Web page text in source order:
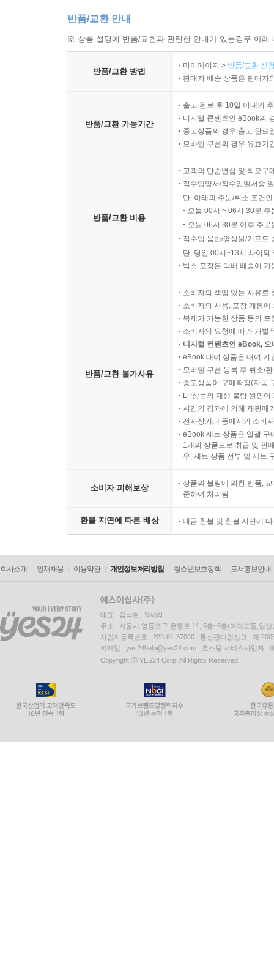
반품/교환 안내
※ 상품 설명에 반품/교환과 관련한 안내가 있는경우 아
반품/교환 방법
마이페이지 > 반품/교환 신
판매자 배송 상품은 판매자
반품/교환 가능기간
출고 완료 후 10일 이내의
디지털 콘텐츠인 eBook의
중고상품의 경우 출고 완료
모바일 쿠폰의 경우 유효기
반품/교환 비용
고객의 단순변심 및 착오구
직수입양서/직수입일서중
단, 아래의 주문/취소 조건
오늘 00시 ~ 06시 30분
오늘 06시 30분 이후 주
직수입 음반/영상물/기프트
단, 당일 00시~13시 사이의
박스 포장은 택배 배송이
반품/교환 불가사유
소비자의 책임 있는 사유로
소비자의 사용, 포장 개봉
복제가 가능한 상품 등의
소비자의 요청에 따라 개별
디지털 컨텐츠인 eBook,
eBook 대여 상품은 대여 기
모바일 쿠폰 등록 후 취소/
중고상품이 구매확정(자동
LP상품의 재생 불량 원인
시간의 경과에 의해 재판매
전자상거래 등에서의 소비
eBook 세트 상품은 일괄 구
1개의 상품으로 취급 및 판
우, 세트 상품 전부 및 세트
소비자 피해보상
상품의 불량에 의한 반품,
준하여 처리됨
환불 지연에 따른 배상 대금 환불 및 환불 지연에
회사소개 인재채용 이용약관 개인정보처리방침 청소년보호정책 도서홍보안내
대표 : 김석환, 최세라
주소 : 서울시 영등포구 은행로 11, 5층~6층(여의도동,일신
사업자등록번호 : 229-81-37000 통신판매업신고 : 제
이메일 : yes24help@yes24.com 호스팅 서비스사업자 :
Copyright ⓒ YES24 Corp. All Rights Reserved.